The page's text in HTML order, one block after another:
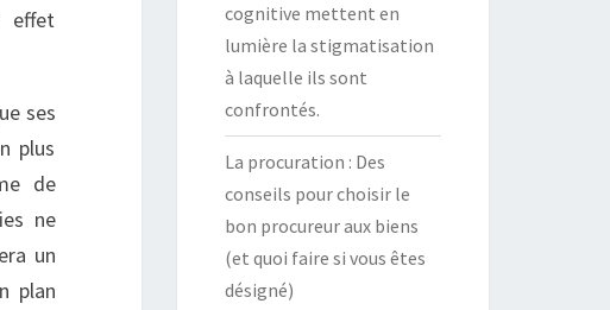
effet
ses
plus
de
ne
un
plan
cognitive mettent en
lumière la stigmatisation
à laquelle ils sont
confrontés.
La procuration : Des
conseils pour choisir le
bon procureur aux biens
(et quoi faire si vous êtes
désigné)